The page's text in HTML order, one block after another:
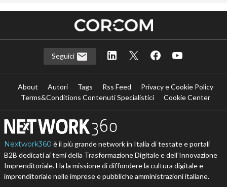
Seguici
About Autori Tags Rss Feed
Privacy e Cookie Policy
Terms&Conditions Contenuti Specialistici
Cookie Center
Nextwork360 è il più grande network in Italia di testate e portali
B2B dedicati ai temi della Trasformazione Digitale e dell’Innovazione
Imprenditoriale. Ha la missione di diffondere la cultura digitale e
imprenditoriale nelle imprese e pubbliche amministrazioni italiane.